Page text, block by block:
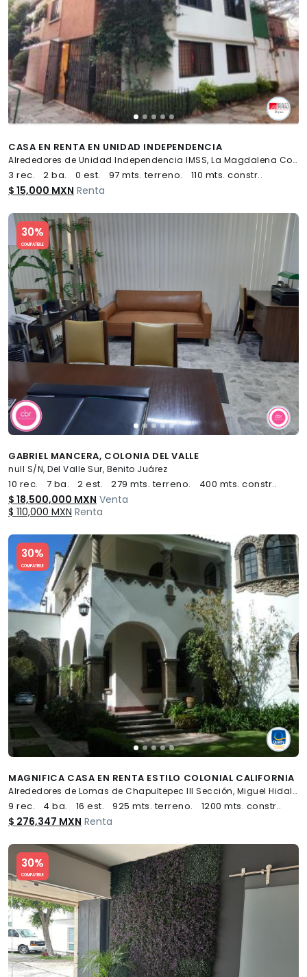
CASA EN RENTA EN UNIDAD INDEPENDENCIA
Alrededores de Unidad Independencia IMSS, La Magdalena Contreras
3 rec. 2 ba. 0 est. 97 mts. terreno. 110 mts. constr..
$ 15,000 MXN Renta
30%
COMPATIBLE
Slide 1 of 5
GABRIEL MANCERA, COLONIA DEL VALLE
null S/N, Del Valle Sur, Benito Juárez
10 rec. 7 ba. 2 est. 279 mts. terreno. 400 mts. constr..
$ 18,500,000 MXN Venta
$ 110,000 MXN Renta
30%
COMPATIBLE
Slide 1 of 5
MAGNIFICA CASA EN RENTA ESTILO COLONIAL CALIFORNIA
Alrededores de Lomas de Chapultepec III Sección, Miguel Hidalgo
9 rec. 4 ba. 16 est. 925 mts. terreno. 1200 mts. constr..
$ 276,347 MXN Renta
30%
COMPATIBLE
Slide 1 of 5